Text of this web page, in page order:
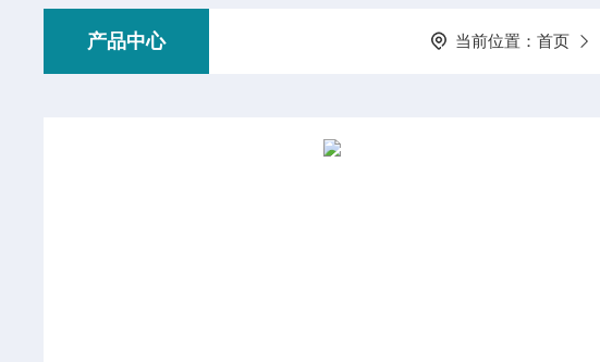
产品中心 当前位置：首页